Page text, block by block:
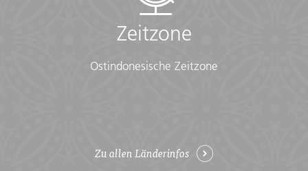
Zeitzone
Ostindonesische Zeitzone
Zu allen Länderinfos